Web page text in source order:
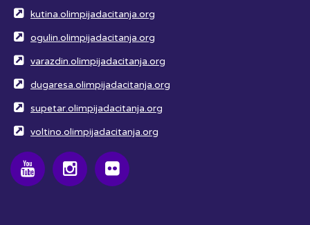
kutina.olimpijadacitanja.org
ogulin.olimpijadacitanja.org
varazdin.olimpijadacitanja.org
dugaresa.olimpijadacitanja.org
supetar.olimpijadacitanja.org
voltino.olimpijadacitanja.org